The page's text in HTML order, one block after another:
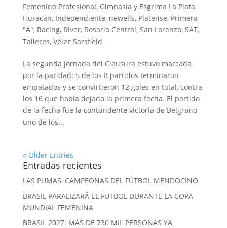
Femenino Profesional, Gimnasia y Esgrima La Plata,
Huracán, Independiente, newells, Platense, Primera
"A", Racing, River, Rosario Central, San Lorenzo, SAT,
Talleres, Vélez Sarsfield
La segunda jornada del Clausura estuvo marcada
por la paridad: 5 de los 8 partidos terminaron
empatados y se convirtieron 12 goles en total, contra
los 16 que había dejado la primera fecha. El partido
de la fecha fue la contundente victoria de Belgrano
uno de los...
« Older Entries
Entradas recientes
LAS PUMAS, CAMPEONAS DEL FÚTBOL MENDOCINO
BRASIL PARALIZARÁ EL FUTBOL DURANTE LA COPA
MUNDIAL FEMENINA
BRASIL 2027: MÁS DE 730 MIL PERSONAS YA